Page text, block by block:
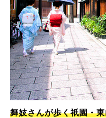
舞妓さんが歩く祇園・